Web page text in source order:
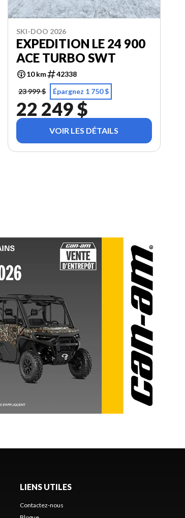
SKI-DOO 2026
EXPEDITION LE 24 900
ACE TURBO SWT
10 km
42338
23 999 $
Épargnez 1 750 $
22 249 $
VOIR LES DÉTAILS
LIENS UTILES
Contactez-nous